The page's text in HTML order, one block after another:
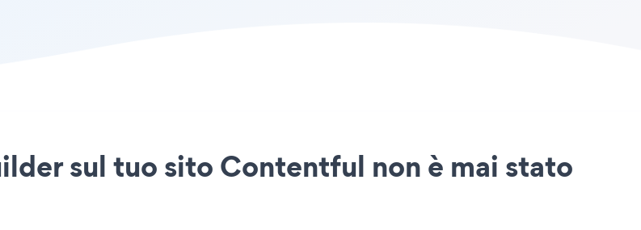
sul tuo sito Contentful non è mai stato